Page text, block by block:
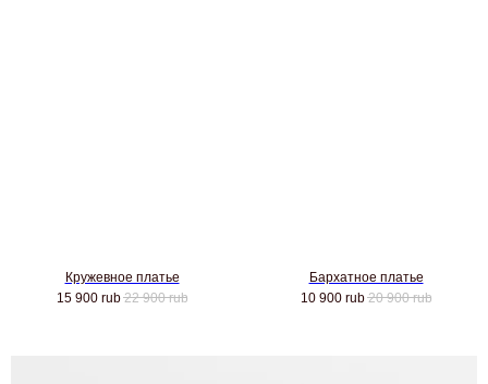
Кружевное платье
15 900 rub 22 900 rub
Бархатное платье
10 900 rub 20 900 rub